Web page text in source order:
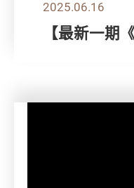
2025.06.16
【最新一期